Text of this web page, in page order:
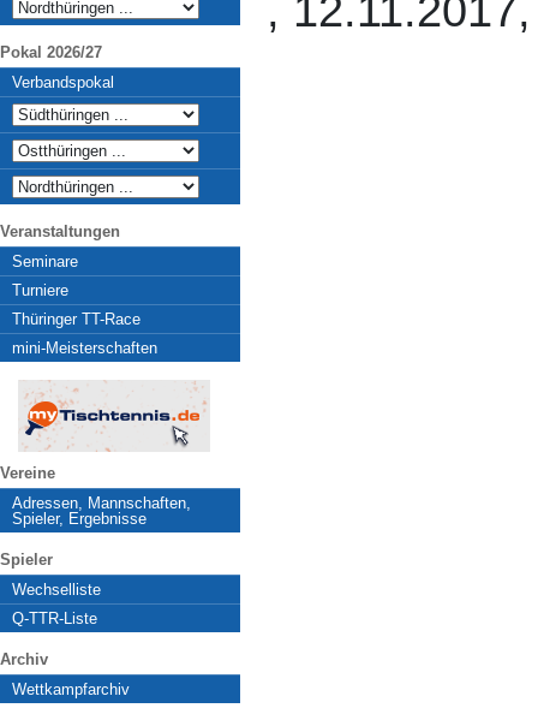
Pokal 2026/27
Verbandspokal
Veranstaltungen
Seminare
Turniere
Thüringer TT-Race
mini-Meisterschaften
Vereine
Adressen, Mannschaften,
Spieler, Ergebnisse
Spieler
Wechselliste
Q-TTR-Liste
Archiv
Wettkampfarchiv
,